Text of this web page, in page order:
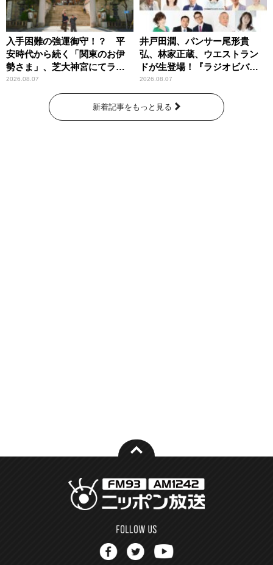
入手困難の強運御守！？ 平
安時代から続く「関東のお伊
勢さま」、芝大神宮にてラン
パンプスが合格祈願！
2026.08.07
井戸田潤、パンサー尾形貴
弘、林家正蔵、ウエストラン
ドが生登場！『ラジオビバリ
ー昼ズ』
2026.08.07
新着記事をもっと見る